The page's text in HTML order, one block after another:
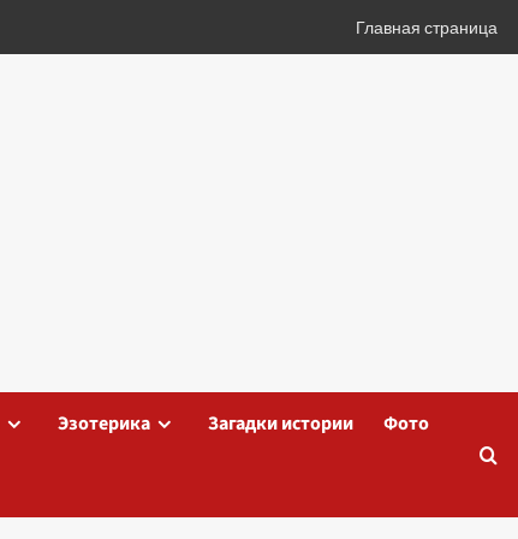
Главная страница
Эзотерика Загадки истории Фото